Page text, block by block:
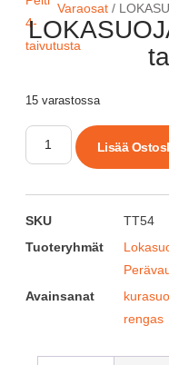
Varaosat/
15 varastossa
Lisää
SKU
TT54
Tuoteryhmät
Avainsanat
rengas